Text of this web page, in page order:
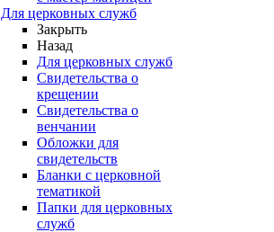
Для церковных служб
Закрыть
Назад
Для церковных служб
Свидетельства о
крещении
Свидетельства о
венчании
Обложки для
свидетельств
Бланки с церковной
тематикой
Папки для церковных
служб